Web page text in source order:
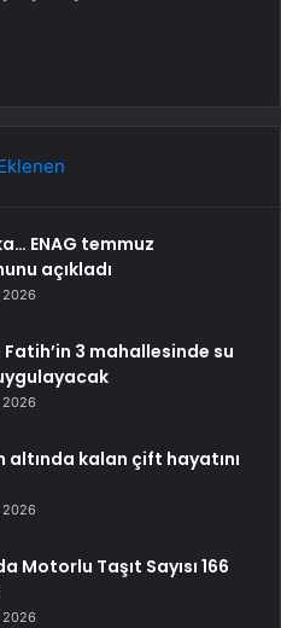
ENAG temmuz
açıkladı
2026
Fatih’in 3 mahallesinde su
2026
altında kalan çift hayatını
2026
Motorlu Taşıt Sayısı 166
2026